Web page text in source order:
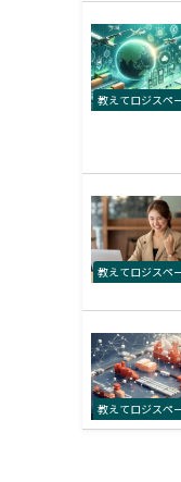
教えてロジスペ
教えてロジスペ
教えてロジスペ